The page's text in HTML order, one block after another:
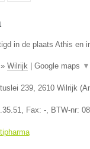
in de plaats Athis en
Wilrijk| Google maps ▼
239, 2610 Wilrijk(
, Fax: -, BTW-nr: